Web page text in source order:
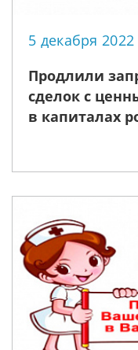
5 декабря 2022
Продлили
сделок с
в капиталах